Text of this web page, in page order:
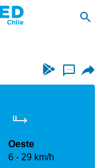
...
Oeste
6
29 km/h